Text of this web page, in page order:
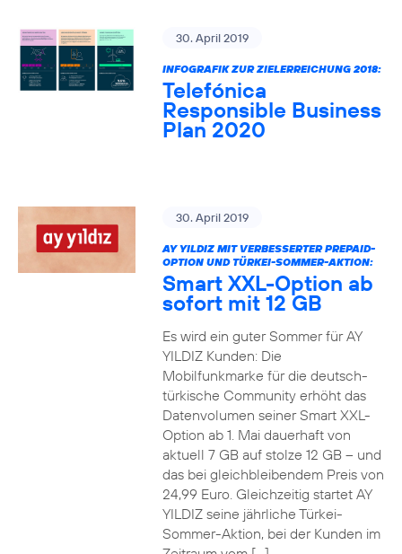
30. April 2019
INFOGRAFIK ZUR ZIELERREICHUNG 2018:
Telefónica
Responsible Business
Plan 2020
30. April 2019
AY YILDIZ MIT VERBESSERTER PREPAID-
OPTION UND TÜRKEI-SOMMER-AKTION:
Smart XXL-Option ab
sofort mit 12 GB
Es wird ein guter Sommer für AY
YILDIZ Kunden: Die
Mobilfunkmarke für die deutsch-
türkische Community erhöht das
Datenvolumen seiner Smart XXL-
Option ab 1. Mai dauerhaft von
aktuell 7 GB auf stolze 12 GB – und
das bei gleichbleibendem Preis von
24,99 Euro. Gleichzeitig startet AY
YILDIZ seine jährliche Türkei-
Sommer-Aktion, bei der Kunden im